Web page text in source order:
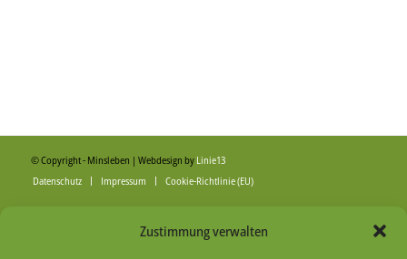
Zustimmung verwalten
© Copyright - Minsleben | Webdesign by Linie13
Datenschutz
Impressum Cookie-Richtlinie (EU)